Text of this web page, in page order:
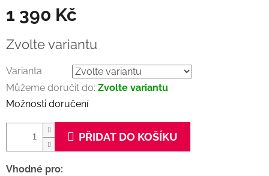
1 390 Kč
cena:
Zvolte variantu
Varianta
Můžeme doručit do: Zvolte variantu
Možnosti doručení
PŘIDAT DO KOŠÍKU
Vhodné pro: